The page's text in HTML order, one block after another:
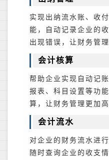
实现出纳流水账、收
能，自动记录企业的
出现错误，让财务管
会计核算
帮助企业实现自动记
报表、科目设置等功
算，让财务管理更加高
会计流水
对企业的财务流水进
随时查询企业的收支